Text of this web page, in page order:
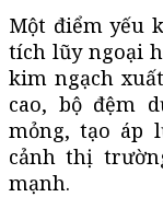
Một điểm yếu
tích lũy ngoại
kim ngạch
cao, bộ đệm
mỏng, tạo áp
cảnh thị
mạnh.